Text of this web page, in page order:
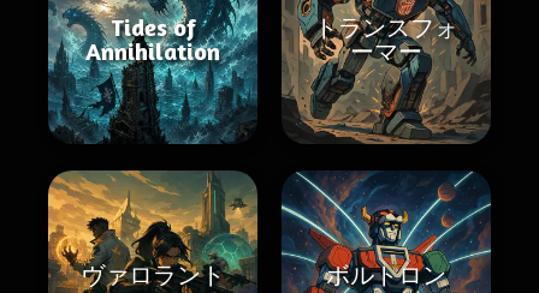
Tides of
Annihilation
トランスフォ
ーマー
ヴァロラント ボルトロン